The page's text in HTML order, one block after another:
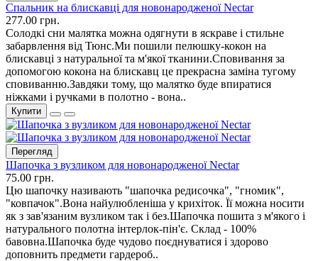
Спальник на блискавці для новонародженої Nectar
277.00 грн.
Солодкі сни малятка можна одягнути в яскраве і стильне
забарвлення від Тюнс.Ми пошили пелюшку-кокон на
блискавці з натуральної та м'якої тканини.Сповивання за
допомогою кокона на блискавц це прекрасна заміна тугому
сповиванню.Завдяки тому, що малятко буде впиратися
ніжками і ручками в полотно - вона..
Купити
Перегляд
Шапочка з вузликом для новонародженої Nectar
75.00 грн.
Цю шапочку називають "шапочка редисочка", "гномик",
"ковпачок".Вона найулюбленіша у крихіток. Її можна носити
як з зав'язаним вузликом так і без.Шапочка пошита з м'якого і
натурального полотна інтерлок-пін'є. Склад - 100%
бавовна.Шапочка буде чудово поєднуватися і здорово
доповнить предмети гардероб..